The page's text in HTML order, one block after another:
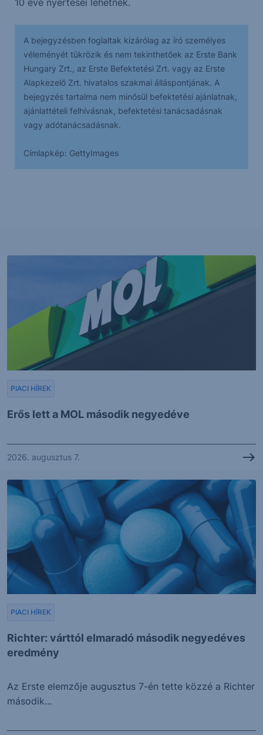
A bejegyzésben foglaltak kizárólag az író személyes
véleményét tükrözik és nem tekinthetőek az Erste Bank
Hungary Zrt., az Erste Befektetési Zrt. vagy az Erste
Alapkezelő Zrt. hivatalos szakmai álláspontjának. A
bejegyzés tartalma nem minősül befektetési ajánlatnak,
ajánlattételi felhívásnak, befektetési tanácsadásnak
vagy adótanácsadásnak.
Címlapkép: GettyImages
Erős lett a MOL második negyedéve
PIACI HÍREK
2026. augusztus 7.
Richter: várttól elmaradó második negyedéves
eredmény
PIACI HÍREK
Az Erste elemzője augusztus 7-én tette közzé a Richter
második...